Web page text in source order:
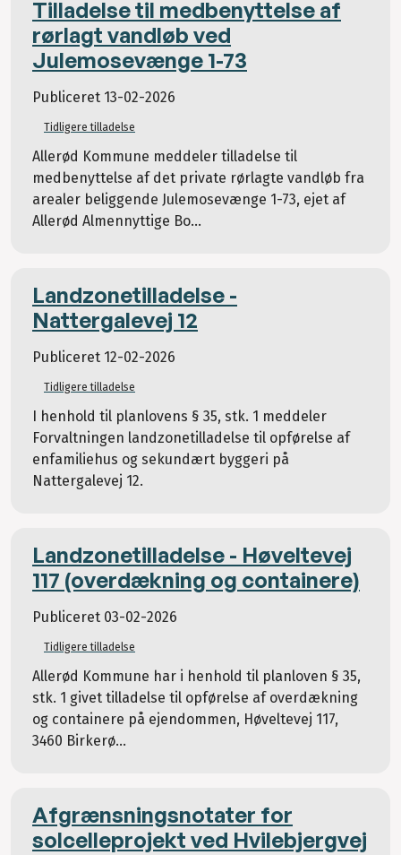
Tilladelse til medbenyttelse af
rørlagt vandløb ved
Julemosevænge 1-73
Publiceret 13-02-2026
Tidligere tilladelse
Allerød Kommune meddeler tilladelse til
medbenyttelse af det private rørlagte vandløb fra
arealer beliggende Julemosevænge 1-73, ejet af
Allerød Almennyttige Bo...
Landzonetilladelse -
Nattergalevej 12
Publiceret 12-02-2026
Tidligere tilladelse
I henhold til planlovens § 35, stk. 1 meddeler
Forvaltningen landzonetilladelse til opførelse af
enfamiliehus og sekundært byggeri på
Nattergalevej 12.
Landzonetilladelse - Høveltevej
117 (overdækning og containere)
Publiceret 03-02-2026
Tidligere tilladelse
Allerød Kommune har i henhold til planloven § 35,
stk. 1 givet tilladelse til opførelse af overdækning
og containere på ejendommen, Høveltevej 117,
3460 Birkerø...
Afgrænsningsnotater for
solcelleprojekt ved Hvilebjergvej